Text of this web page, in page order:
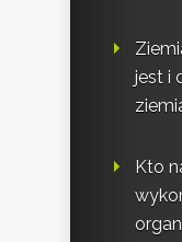
jest i
Kto